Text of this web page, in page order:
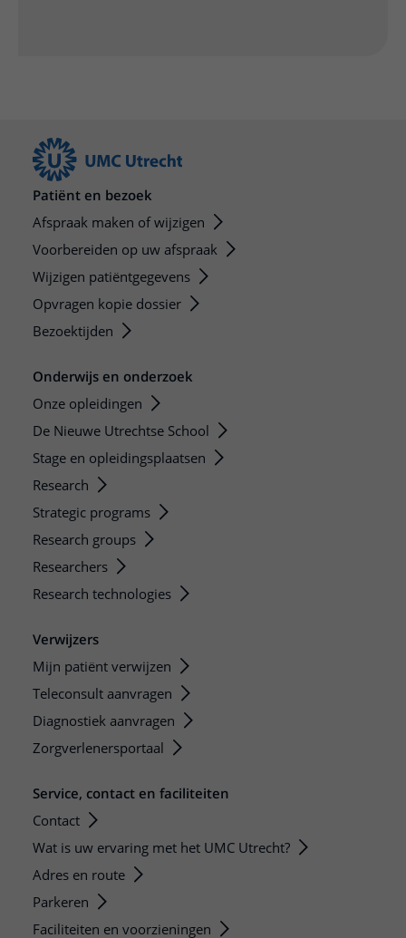
Patiënt en bezoek
Afspraak maken of wijzigen
Voorbereiden op uw afspraak
Wijzigen patiëntgegevens
Opvragen kopie dossier
Bezoektijden
Onderwijs en onderzoek
Onze opleidingen
De Nieuwe Utrechtse School
Stage en opleidingsplaatsen
Research
Strategic programs
Research groups
Researchers
Research technologies
Verwijzers
Mijn patiënt verwijzen
Teleconsult aanvragen
Diagnostiek aanvragen
Zorgverlenersportaal
Service, contact en faciliteiten
Contact
Wat is uw ervaring met het UMC Utrecht?
Adres en route
Parkeren
Faciliteiten en voorzieningen